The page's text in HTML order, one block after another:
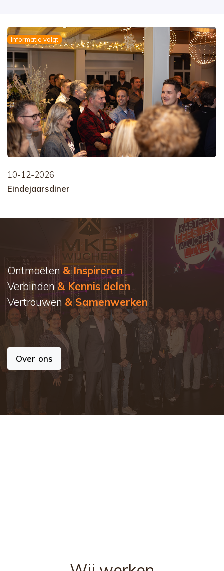
Informatie volgt
10-12-2026
Eindejaarsdiner
Ontmoeten & Inspireren
Verbinden & Kennis delen
Vertrouwen & Samenwerken
Over ons